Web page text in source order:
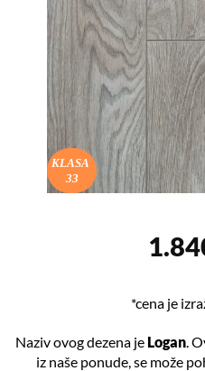
KLASA
33
*cena je
Naziv ovog dezena je Logan .
iz naše ponude, se može